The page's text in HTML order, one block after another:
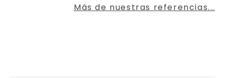
Más de nuestras referencias...